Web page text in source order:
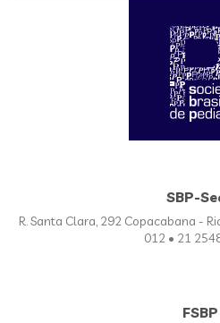
SBP-
R. Santa Clara, 292 Copacabana -
012 • 21
FSBP